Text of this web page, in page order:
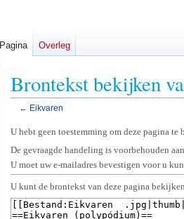
Brontekst bekijken
← Eikvaren
Naar
navigatie
springen
Naar
zoeken
springen
U hebt geen toestemming om deze pagina te
De gevraagde handeling is voorbehouden
U moet uw e-mailadres bevestigen voor u
U kunt de brontekst van deze pagina
Pagina Overleg